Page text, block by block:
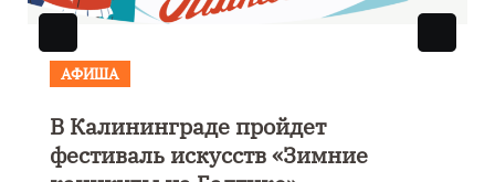
АФИША
В Калининграде пройдет
фестиваль искусств «Зимние